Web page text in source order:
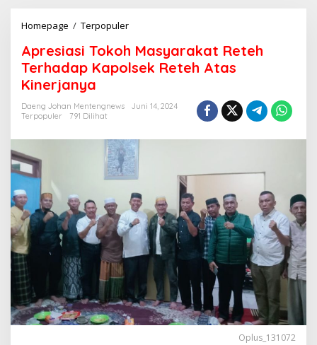
Homepage / Terpopuler
r
e
s
T
o
k
o
h
M
a
s
y
a
k
a
t
Apresiasi Tokoh Masyarakat Reteh
Terhadap Kapolsek Reteh Atas
Kinerjanya
Daeng Johan Mentengnews
Juni 14, 2024
Terpopuler
791 Dilihat
Oplus_131072